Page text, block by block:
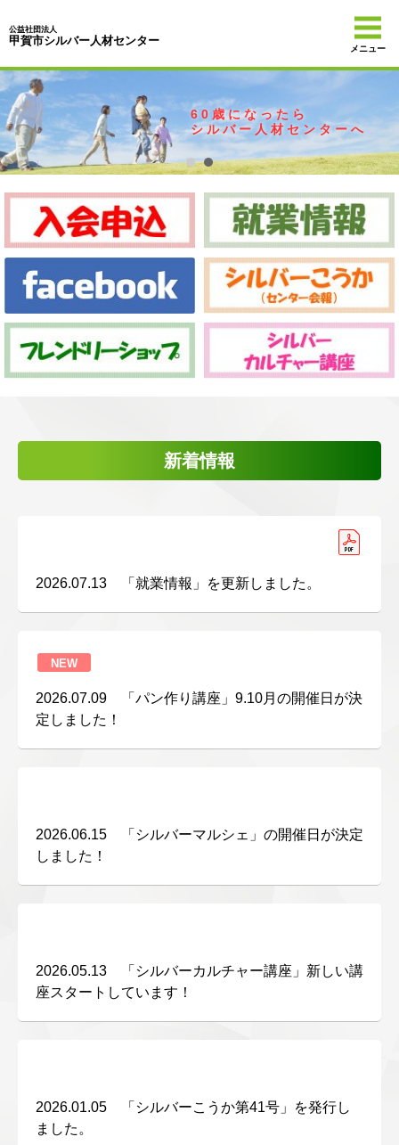
公益社団法人
甲賀市シルバー人材センター
メニュー
6 0 歳 に な っ た ら
シ ル バ ー 人 材 セ ン タ ー へ
新着情報
2026.07.13 「就業情報」を更新しました。
NEW
2026.07.09 「パン作り講座」9.10月の開催日が決
定しました！
2026.06.15 「シルバーマルシェ」の開催日が決定
しました！
2026.05.13 「シルバーカルチャー講座」新しい講
座スタートしています！
2026.01.05 「シルバーこうか第41号」を発行し
ました。